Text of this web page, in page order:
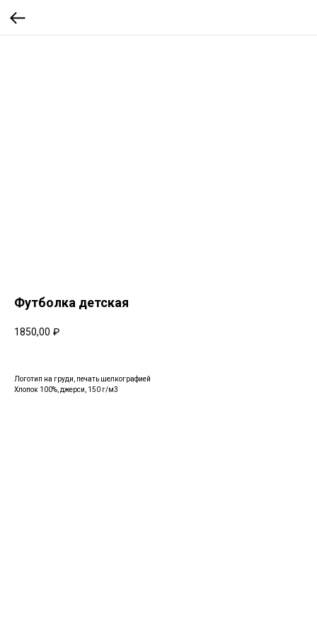
Футболка детская
1850,00 ₽
Логотип на груди, печать шелкографией
Хлопок 100%, джерси, 150 г/м3